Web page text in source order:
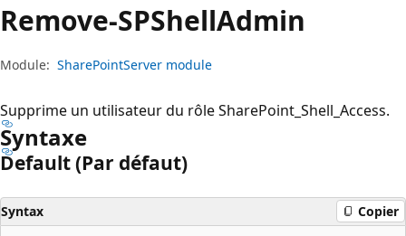
Remove-SPShellAdmin
Module: SharePointServer module
Supprime un utilisateur du rôle SharePoint_Shell_Access.
Syntaxe
Default (Par défaut)
Syntax Copier